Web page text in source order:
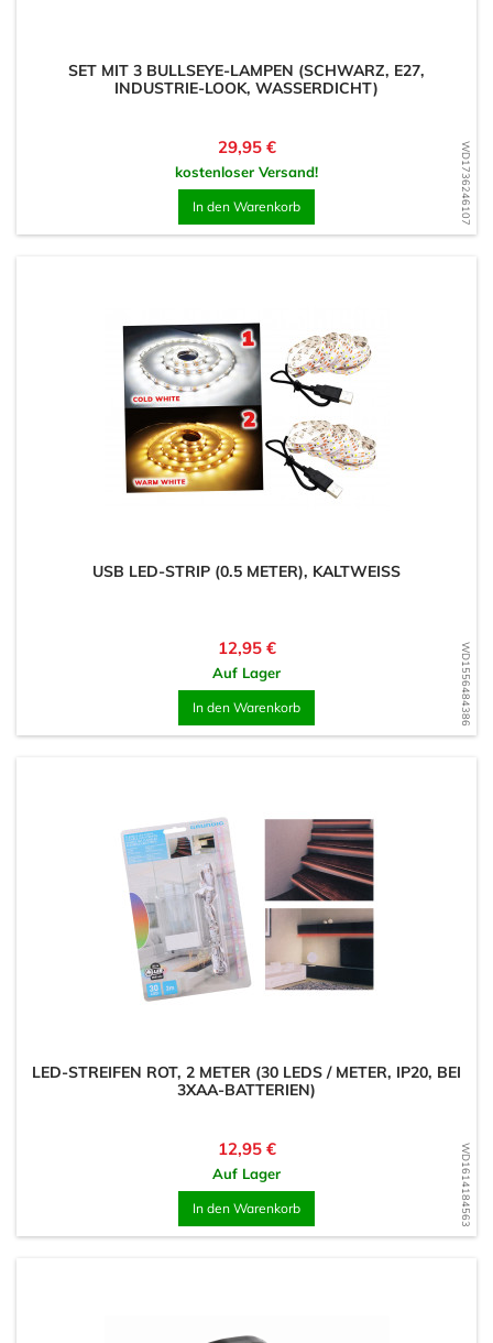
WD1736246107
SET MIT 3 BULLSEYE-LAMPEN (SCHWARZ, E27,
INDUSTRIE-LOOK, WASSERDICHT)
Preis
29,95 €
kostenloser Versand!
In den Warenkorb
WD1556484386
USB LED-STRIP (0.5 METER), KALTWEISS
Preis
12,95 €
Auf Lager
In den Warenkorb
WD1614184563
LED-STREIFEN ROT, 2 METER (30 LEDS / METER, IP20, BEI
3XAA-BATTERIEN)
Preis
12,95 €
Auf Lager
In den Warenkorb